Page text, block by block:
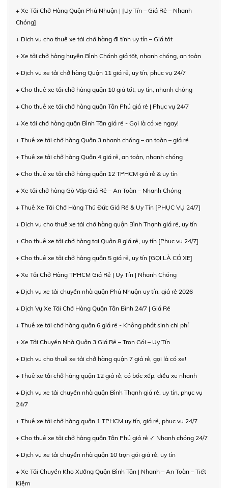
+ Xe Tải Chở Hàng Quận Phú Nhuận | [Uy Tín – Giá Rẻ – Nhanh
Chóng]
+ Dịch vụ cho thuê xe tải chở hàng đi tỉnh uy tín – Giá tốt
+ Xe tải chở hàng huyện Bình Chánh giá tốt, nhanh chóng, an toàn
+ Dịch vụ xe tải chở hàng Quận 11 giá rẻ, uy tín, phục vụ 24/7
+ Cho thuê xe tải chở hàng quận 10 giá tốt, uy tín, nhanh chóng
+ Cho thuê xe tải chở hàng quận Tân Phú giá rẻ | Phục vụ 24/7
+ Xe tải chở hàng quận Bình Tân giá rẻ - Gọi là có xe ngay!
+ Thuê xe tải chở hàng Quận 3 nhanh chóng – an toàn – giá rẻ
+ Thuê xe tải chở hàng Quận 4 giá rẻ, an toàn, nhanh chóng
+ Cho thuê xe tải chở hàng quận 12 TPHCM giá rẻ & uy tín
+ Xe tải chở hàng Gò Vấp Giá Rẻ – An Toàn – Nhanh Chóng
+ Thuê Xe Tải Chở Hàng Thủ Đức Giá Rẻ & Uy Tín [PHỤC VỤ 24/7]
+ Dịch vụ cho thuê xe tải chở hàng quận Bình Thạnh giá rẻ, uy tín
+ Cho thuê xe tải chở hàng tại Quận 8 giá rẻ, uy tín [Phục vụ 24/7]
+ Cho thuê xe tải chở hàng quận 5 giá rẻ, uy tín [GỌI LÀ CÓ XE]
+ Xe Tải Chở Hàng TPHCM Giá Rẻ | Uy Tín | Nhanh Chóng
+ Dịch vụ xe tải chuyển nhà quận Phú Nhuận uy tín, giá rẻ 2026
+ Dịch Vụ Xe Tải Chở Hàng Quận Tân Bình 24/7 | Giá Rẻ
+ Thuê xe tải chở hàng quận 6 giá rẻ - Không phát sinh chi phí
+ Xe Tải Chuyển Nhà Quận 3 Giá Rẻ – Trọn Gói – Uy Tín
+ Dịch vụ cho thuê xe tải chở hàng quận 7 giá rẻ, gọi là có xe!
+ Thuê xe tải chở hàng quận 12 giá rẻ, có bốc xếp, điều xe nhanh
+ Dịch vụ xe tải chuyển nhà quận Bình Thạnh giá rẻ, uy tín, phục vụ
24/7
+ Thuê xe tải chở hàng quận 1 TPHCM uy tín, giá rẻ, phục vụ 24/7
+ Cho thuê xe tải chở hàng quận Tân Phú giá rẻ ✓ Nhanh chóng 24/7
+ Dịch vụ xe tải chuyển nhà quận 10 trọn gói giá rẻ, uy tín
+ Xe Tải Chuyển Kho Xưởng Quận Bình Tân | Nhanh – An Toàn – Tiết
Kiệm